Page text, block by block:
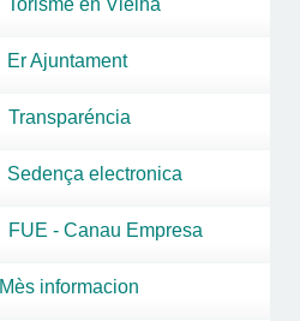
Torisme en Vielha
Er Ajuntament
Transparéncia
Sedença electronica
FUE - Canau Empresa
Mès informacion